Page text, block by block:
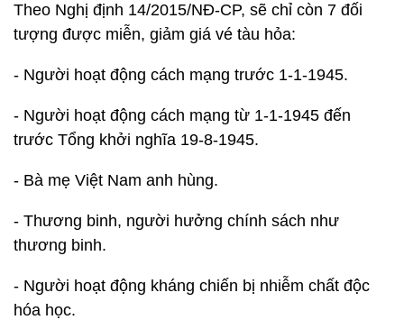
Theo Nghị định 14/2015/NĐ-CP, sẽ chỉ còn 7 đối
tượng được miễn, giảm giá vé tàu hỏa:
- Người hoạt động cách mạng trước 1-1-1945.
- Người hoạt động cách mạng từ 1-1-1945 đến
trước Tổng khởi nghĩa 19-8-1945.
- Bà mẹ Việt Nam anh hùng.
- Thương binh, người hưởng chính sách như
thương binh.
- Người hoạt động kháng chiến bị nhiễm chất độc
hóa học.